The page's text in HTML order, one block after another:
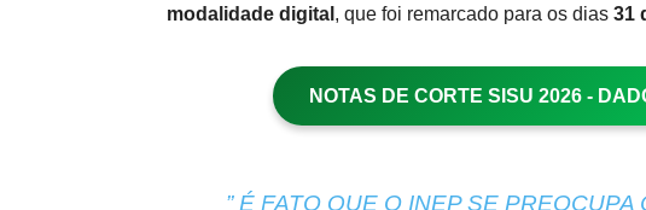
modalidade digital , que foi remarcado para os dias 31
NOTAS DE CORTE SISU 2026 -
” É FATO QUE O INEP SE